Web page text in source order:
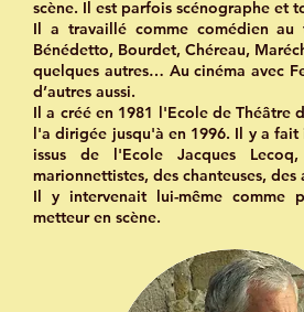
scène. Il est parfois scénographe et
Il a travaillé comme comédien au
Bénédetto, Bourdet, Chéreau,
quelques autres… Au cinéma avec
d’autres aussi.
Il a créé en 1981 l'Ecole de Théâtre
l'a dirigée jusqu'à en 1996. Il y a fait
issus de l'Ecole Jacques
marionnettistes, des chanteuses, des
Il y intervenait lui-même comme
metteur en scène.